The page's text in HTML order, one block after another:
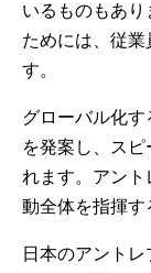
いるものもあ
ためには、従
す。
グローバル化
を発案し、ス
れます。アン
動全体を指揮す
日本のアント